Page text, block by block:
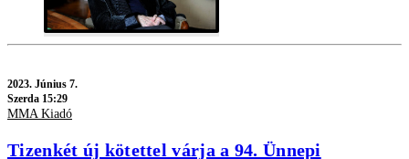
2023. Június 7.
Szerda 15:29
MMA Kiadó
Tizenkét új kötettel várja a 94. Ünnepi